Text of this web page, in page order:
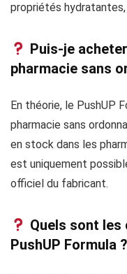
propriétés
Puis-je
pharmacie sans
En théorie, le PushUP
pharmacie sans
en stock dans les
est uniquement
officiel du fabricant.
Quels sont
PushUP Formula ?